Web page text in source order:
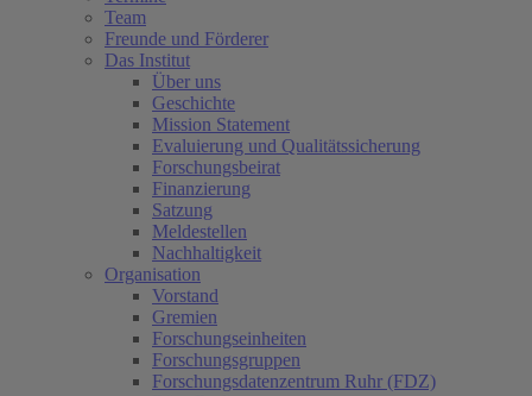
Team
Freunde und Förderer
Das Institut
Über uns
Geschichte
Mission Statement
Evaluierung und Qualitätssicherung
Forschungsbeirat
Finanzierung
Satzung
Meldestellen
Nachhaltigkeit
Organisation
Vorstand
Gremien
Forschungseinheiten
Forschungsgruppen
Forschungsdatenzentrum Ruhr (FDZ)